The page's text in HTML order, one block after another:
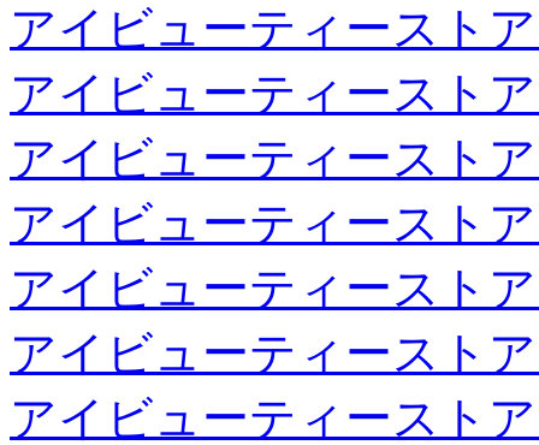
アイビューティースト
アイビューティースト
アイビューティースト
アイビューティースト
アイビューティースト
アイビューティースト
アイビューティースト